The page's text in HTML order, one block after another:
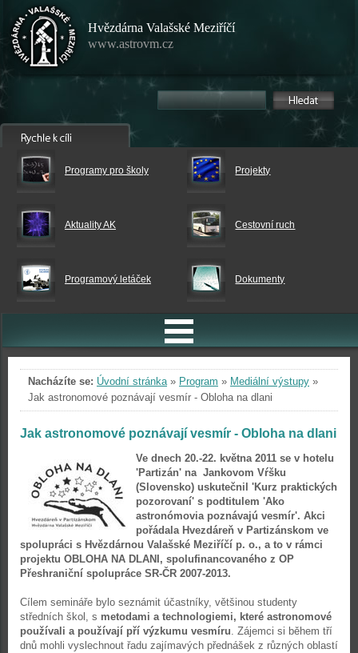
Hvězdárna Valašské Meziříčí
www.astrovm.cz
Programy pro školy Projekty
Aktuality AK Cestovní ruch
Programový letáček Dokumenty
Nacházíte se: Úvodní stránka» Program » Mediální výstupy »
Jak astronomové poznávají vesmír - Obloha na dlani
Jak astronomové poznávají vesmír - Obloha na dlani
Ve dnech 20.-22. května 2011 se v hotelu
'Partizán' na Jankovom Vŕšku
(Slovensko) uskutečnil 'Kurz praktických
pozorovaní' s podtitulem 'Ako
astronómovia poznávajú vesmír'. Akci
pořádala Hvezdáreň v Partizánskom ve
spolupráci s Hvězdárnou Valašské Meziříčí p. o., a to v rámci
projektu OBLOHA NA DLANI, spolufinancovaného z OP
Přeshraniční spolupráce SR-ČR 2007-2013.
Cílem semináře bylo seznámit účastníky, většinou studenty
středních škol, s metodami a technologiemi, které astronomové
používali a používají pří výzkumu vesmíru. Zájemci si během tří
dnů mohli vyslechnout řadu zajímavých přednášek z různých oblastí